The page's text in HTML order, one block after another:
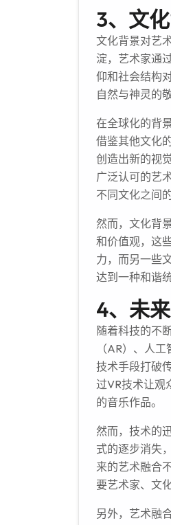
3、文
文化背景对艺
淀，艺术家通
仰和社会结构
自然与神灵的
在全球化的背
借鉴其他文化
创造出新的视
广泛认可的艺
不同文化之间
然而，文化背
和价值观，这
力，而另一些
达到一种和谐
4、未
随着科技的不
（AR）、人
技术手段打破
过VR技术让观
的音乐作品。
然而，技术的
式的逐步消失
来的艺术融合
要艺术家、文
另外，艺术融